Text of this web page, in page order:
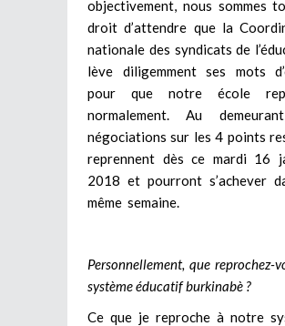
objectivement, nous sommes
droit d’attendre que la
nationale des syndicats de
lève diligemment ses mots
pour que notre école
normalement. Au
négociations sur les 4 points
reprennent dès ce mardi 16
2018 et pourront s’achever
même semaine.
Personnellement, que reprochez-
système éducatif burkinabè ?
Ce que je reproche à notre